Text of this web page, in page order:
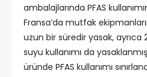
ambalajlarında PFAS
Fransa’da mutfak
uzun bir süredir yasak, ayrıca
suyu kullanımı da
üründe PFAS kullanımı